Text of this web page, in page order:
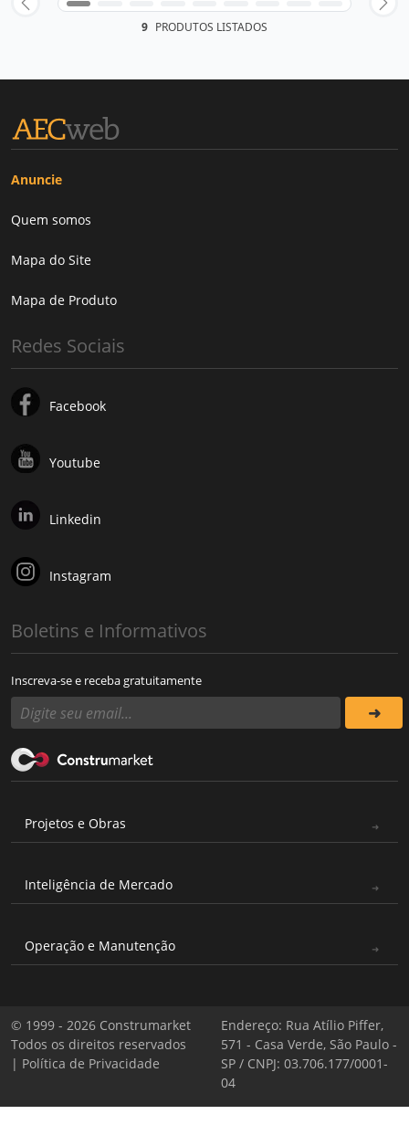
9 PRODUTOS LISTADOS
Anuncie
Quem somos
Mapa do Site
Mapa de Produto
Redes Sociais
Facebook
Youtube
Linkedin
Instagram
Boletins e Informativos
Inscreva-se e receba gratuitamente
Projetos e Obras
Inteligência de Mercado
Operação e Manutenção
© 1999 - 2026 Construmarket
Todos os direitos reservados
| Política de Privacidade
Endereço: Rua Atílio Piffer,
571 - Casa Verde, São Paulo -
SP / CNPJ: 03.706.177/0001-
04